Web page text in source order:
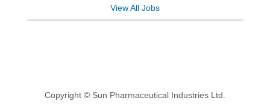
View All Jobs
Copyright © Sun Pharmaceutical Industries Ltd.